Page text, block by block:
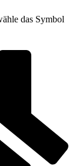
das Symbol